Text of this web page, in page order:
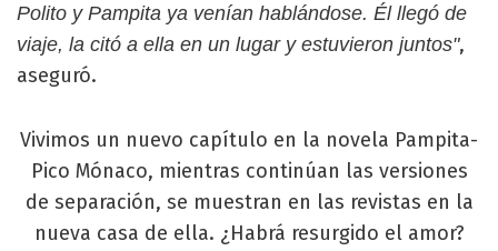
Polito y Pampita ya venían hablándose. Él llegó de
viaje, la citó a ella en un lugar y estuvieron juntos",
aseguró.
Vivimos un nuevo capítulo en la novela Pampita-
Pico Mónaco, mientras continúan las versiones
de separación, se muestran en las revistas en la
nueva casa de ella. ¿Habrá resurgido el amor?